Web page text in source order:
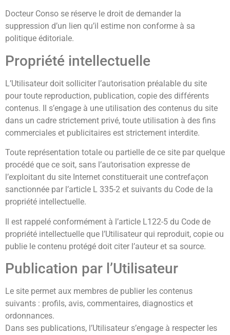
Docteur Conso se réserve le droit de demander la
suppression d’un lien qu’il estime non conforme à sa
politique éditoriale.
Propriété intellectuelle
L’Utilisateur doit solliciter l’autorisation préalable du site
pour toute reproduction, publication, copie des différents
contenus. Il s’engage à une utilisation des contenus du site
dans un cadre strictement privé, toute utilisation à des fins
commerciales et publicitaires est strictement interdite.
Toute représentation totale ou partielle de ce site par quelque
procédé que ce soit, sans l’autorisation expresse de
l’exploitant du site Internet constituerait une contrefaçon
sanctionnée par l’article L 335-2 et suivants du Code de la
propriété intellectuelle.
Il est rappelé conformément à l’article L122-5 du Code de
propriété intellectuelle que l’Utilisateur qui reproduit, copie ou
publie le contenu protégé doit citer l’auteur et sa source.
Publication par l’Utilisateur
Le site permet aux membres de publier les contenus
suivants : profils, avis, commentaires, diagnostics et
ordonnances.
Dans ses publications, l’Utilisateur s’engage à respecter les